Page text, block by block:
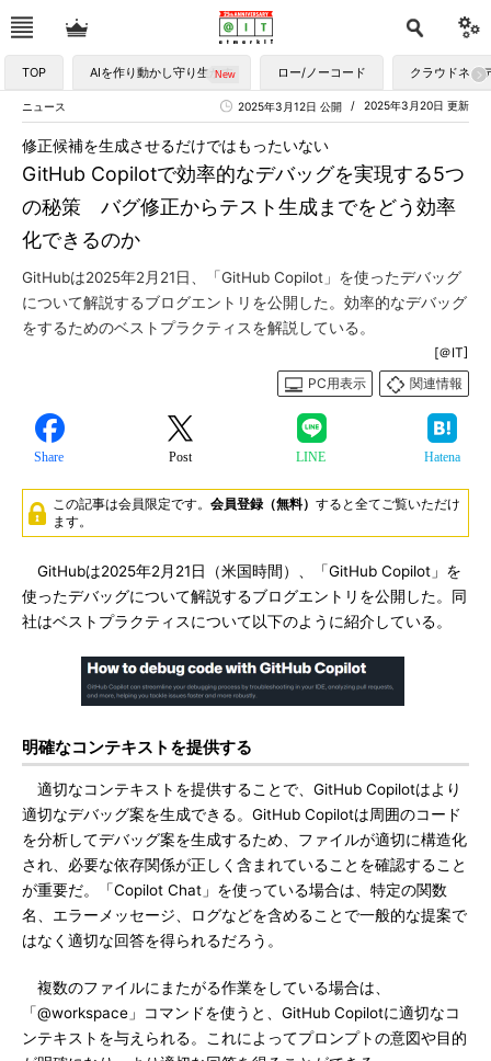
TOP AIを作り動かし守り生かす ロー/ノーコード クラウドネイ
ニュース 2025年3月20日 更新
2025年3月12日 公開
GitHub Copilotで効率的なデバッグを実現する5つ
の秘策 バグ修正からテスト生成までをどう効率
化できるのか
修正候補を生成させるだけではもったいない
GitHubは2025年2月21日、「GitHub Copilot」を使ったデバッグ
について解説するブログエントリを公開した。効率的なデバッグ
をするためのベストプラクティスを解説している。
[＠IT]
PC用表示
関連情報
Share Post LINE Hatena
この記事は会員限定です。 会員登録（無料） すると全てご覧いただけ
ます。
GitHubは2025年2月21日（米国時間）、「GitHub Copilot」を
使ったデバッグについて解説するブログエントリを公開した。同
社はベストプラクティスについて以下のように紹介している。
明確なコンテキストを提供する
適切なコンテキストを提供することで、GitHub Copilotはより
適切なデバッグ案を生成できる。GitHub Copilotは周囲のコード
を分析してデバッグ案を生成するため、ファイルが適切に構造化
され、必要な依存関係が正しく含まれていることを確認すること
が重要だ。「Copilot Chat」を使っている場合は、特定の関数
名、エラーメッセージ、ログなどを含めることで一般的な提案で
はなく適切な回答を得られるだろう。
複数のファイルにまたがる作業をしている場合は、
「@workspace」コマンドを使うと、GitHub Copilotに適切なコ
ンテキストを与えられる。これによってプロンプトの意図や目的